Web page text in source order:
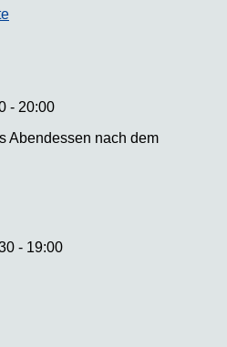
- 20:00
Abendessen nach dem
- 19:00